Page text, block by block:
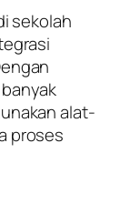
sekolah
alat-
proses